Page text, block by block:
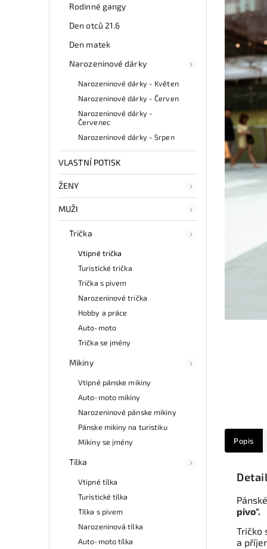
Rodinné gangy
Den otců 21.6
Den matek
Narozeninové dárky
Narozeninové dárky - Květen
Narozeninové dárky - Červen
Narozeninové dárky -
Červenec
Narozeninové dárky - Srpen
VLASTNÍ POTISK
ŽENY
MUŽI
Trička
Vtipné trička
Turistické trička
Trička s pivem
Narozeninové trička
Hobby a práce
Auto-moto
Trička se jmény
Mikiny
Vtipné pánske mikiny
Auto-moto mikiny
Narozeninové pánske mikiny
Pánske mikiny na turistiku
Mikiny se jmény
Tílka
Vtipné tílka
Turistické tílka
Tílka s pivem
Narozeninová tílka
Auto-moto tílka
Popis
pivo".
Tričko
a